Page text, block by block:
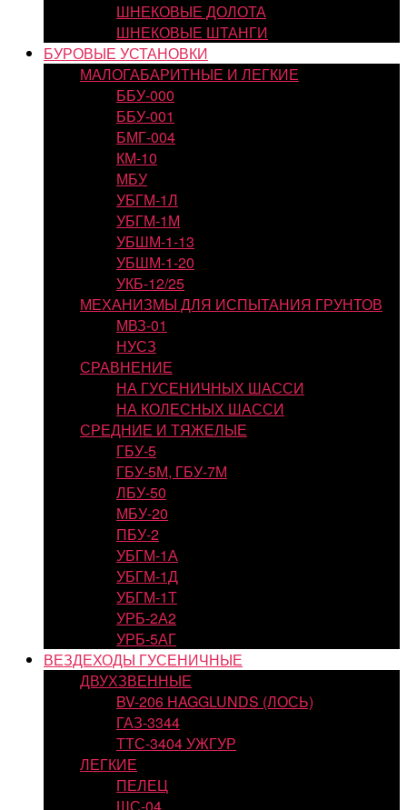
ШНЕКОВЫЕ ДОЛОТА
ШНЕКОВЫЕ ШТАНГИ
БУРОВЫЕ УСТАНОВКИ
МАЛОГАБАРИТНЫЕ И ЛЕГКИЕ
ББУ-000
ББУ-001
БМГ-004
КМ-10
МБУ
УБГМ-1Л
УБГМ-1М
УБШМ-1-13
УБШМ-1-20
УКБ-12/25
МЕХАНИЗМЫ ДЛЯ ИСПЫТАНИЯ ГРУНТОВ
МВЗ-01
НУСЗ
СРАВНЕНИЕ
НА ГУСЕНИЧНЫХ ШАССИ
НА КОЛЕСНЫХ ШАССИ
СРЕДНИЕ И ТЯЖЕЛЫЕ
ГБУ-5
ГБУ-5М, ГБУ-7М
ЛБУ-50
МБУ-20
ПБУ-2
УБГМ-1А
УБГМ-1Д
УБГМ-1Т
УРБ-2А2
УРБ-5АГ
ВЕЗДЕХОДЫ ГУСЕНИЧНЫЕ
ДВУХЗВЕННЫЕ
BV-206 HAGGLUNDS (ЛОСЬ)
ГАЗ-3344
ТТС-3404 УЖГУР
ЛЕГКИЕ
ПЕЛЕЦ